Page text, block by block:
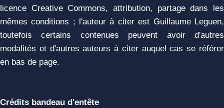
licence Creative Commons, attribution, partage dans les
mêmes conditions ; l'auteur à citer est Guillaume Leguen,
toutefois certains contenues peuvent avoir d'autres
modalités et d'autres auteurs à citer auquel cas se référer
en bas de page.
Crédits bandeau d'entête